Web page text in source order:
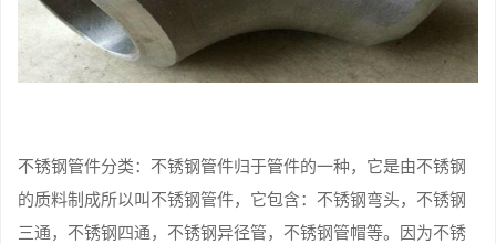
不锈钢管件分类：不锈钢管件归于管件的一种，它是由不锈钢
的质料制成所以叫不锈钢管件，它包含：不锈钢弯头，不锈钢
三通，不锈钢四通，不锈钢异径管，不锈钢管帽等。因为不锈